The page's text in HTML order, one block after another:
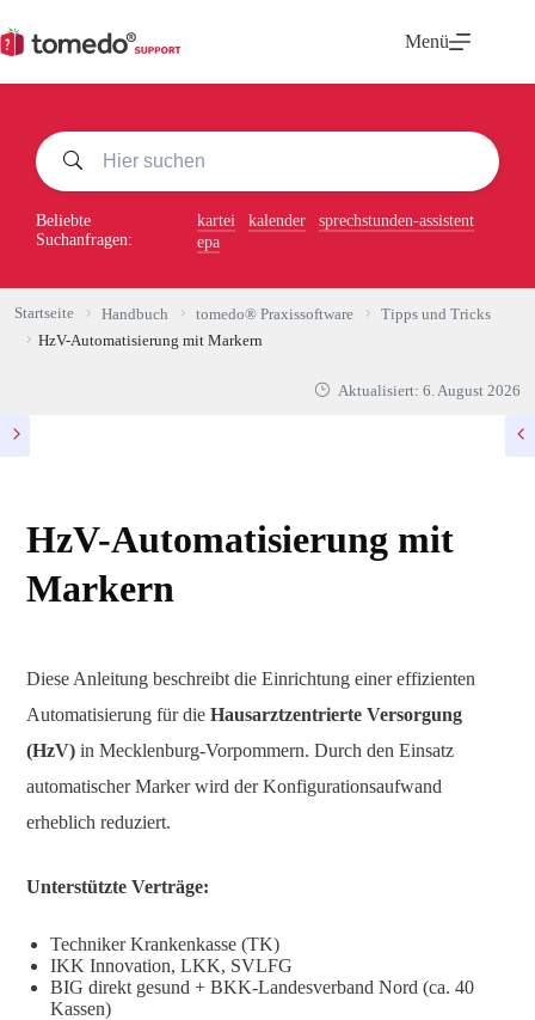
Inhalt
springen
Menü
Beliebte
Suchanfragen:
kartei kalender
sprechstunden-assistent
epa
Startseite Handbuch tomedo® Praxissoftware
Tipps und Tricks
HzV-Automatisierung mit Markern
Aktualisiert: 6. August 2026
HzV-Automatisierung mit
Markern
Diese Anleitung beschreibt die Einrichtung einer effizienten
Automatisierung für die Hausarztzentrierte Versorgung
(HzV) in Mecklenburg-Vorpommern. Durch den Einsatz
automatischer Marker wird der Konfigurationsaufwand
erheblich reduziert.
Unterstützte Verträge:
Techniker Krankenkasse (TK)
IKK Innovation, LKK, SVLFG
BIG direkt gesund + BKK-Landesverband Nord (ca. 40
Kassen)